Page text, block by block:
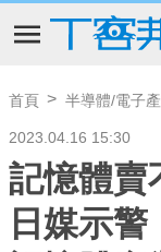
首頁 半導體/電子
2023.04.16 15:30
記憶體賣
日媒示警